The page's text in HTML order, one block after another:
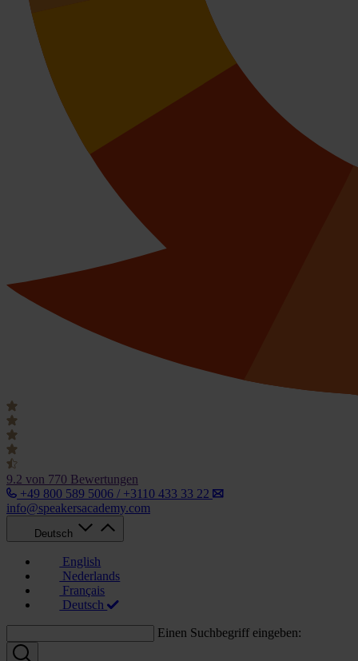
9.2 von 770 Bewertungen
+49 800 589 5006 / +3110 433 33 22
info@speakersacademy.com
Deutsch
English
Nederlands
Français
Deutsch
Einen Suchbegriff eingeben: